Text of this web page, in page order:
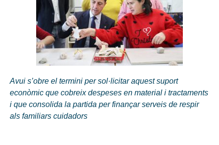
Avui s’obre el termini per sol·licitar aquest suport
econòmic que cobreix despeses en material i tractaments
i que consolida la partida per finançar serveis de respir
als familiars cuidadors